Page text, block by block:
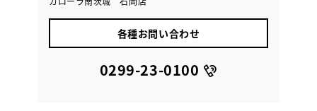
各種お問い合わせ
0299-23-0100